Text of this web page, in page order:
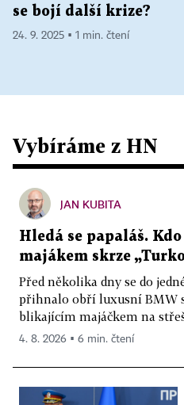
se bojí další krize?
24. 9. 2025 ▪ 1 min. čtení
Vybíráme z HN
JAN KUBITA
Hledá se papaláš.
majákem skrze
Před několika dny se do
přihnalo obří luxusní BMW
blikajícím majáčkem na
4. 8. 2026 ▪ 6 min. čtení